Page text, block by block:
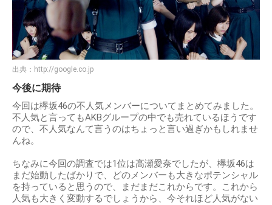
出典： http://google.co.jp
今後に期待
今回は欅坂46の不人気メンバーについてまとめてみました。
不人気と言ってもAKBグループの中でも売れているほうです
ので、不人気なんて言うのはちょっと言い過ぎかもしれませ
んね。
ちなみに今回の調査では1位は高瀬愛奈でしたが、欅坂46は
まだ始動したばかりで、どのメンバーも大きなポテンシャル
を持っていると思うので、まだまだこれからです。これから
人気も大きく変動するでしょうから、今それほど人気がない